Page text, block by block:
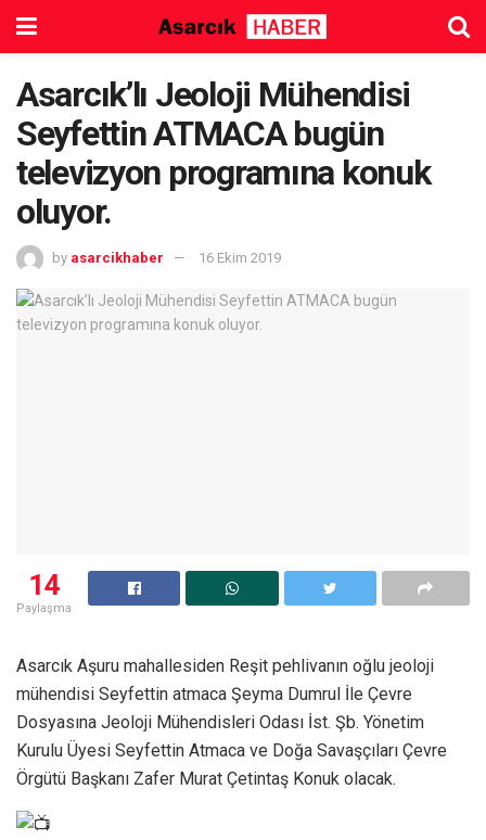
Asarcık’lı Jeoloji Mühendisi
Seyfettin ATMACA bugün
televizyon programına konuk
oluyor.
by asarcikhaber 16 Ekim 2019
14
Paylaşma
Asarcık Aşuru mahallesiden Reşit pehlivanın oğlu jeoloji
mühendisi Seyfettin atmaca Şeyma Dumrul İle Çevre
Dosyasına Jeoloji Mühendisleri Odası İst. Şb. Yönetim
Kurulu Üyesi Seyfettin Atmaca ve Doğa Savaşçıları Çevre
Örgütü Başkanı Zafer Murat Çetintaş Konuk olacak.